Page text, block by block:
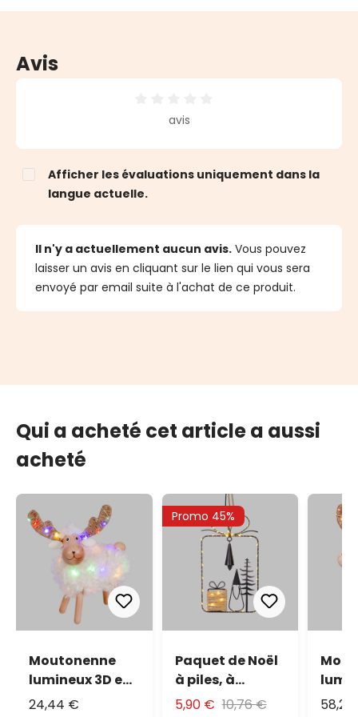
Avis
Note moyenne de 0 sur 5 étoiles
avis
Afficher les évaluations uniquement dans la
langue actuelle.
Il n'y a actuellement aucun avis. Vous pouvez
laisser un avis en cliquant sur le lien qui vous sera
envoyé par email suite à l'achat de ce produit.
Qui a acheté cet article a aussi
acheté
Moutonenne
lumineux 3D en
bois, à piles, h
24,44 €
Promo 45%
Paquet de Noël
à piles, à
suspendre, h 28
5,90 € 10,76 €
bois,